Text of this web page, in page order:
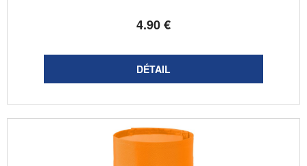
4.90€